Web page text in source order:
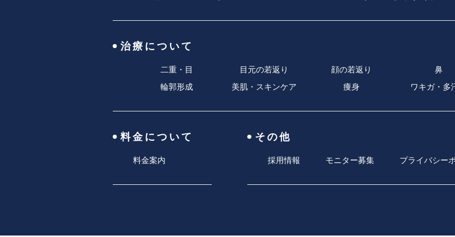
治療について
二重・目 目元の若返り 顔の若返り 鼻
輪郭形成
美肌・スキンケア 痩身 ワキガ・多
料金について
料金案内
その他
採用情報 モニター募集 プライバシー